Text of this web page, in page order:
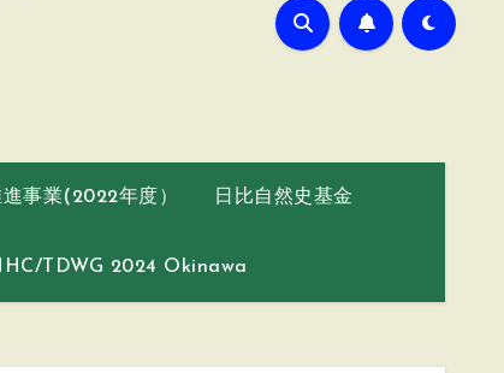
事業(2022年度） 日比自然史基金
TDWG 2024 Okinawa